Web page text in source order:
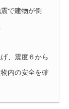
で建物が倒
、震度６から
内の安全を確